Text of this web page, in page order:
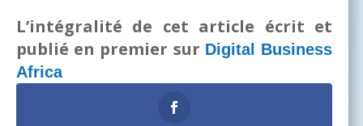
L’intégralité de cet article écrit et
publié en premier sur Digital Business
Africa